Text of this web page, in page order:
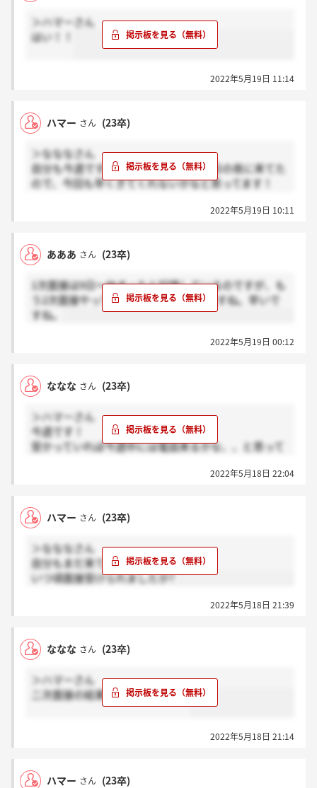
＞ハマーさん
はい！！
2022年5月19日 11:14
ハマー さん (23卒)
＞なななさん
自分も今週です！一次通過の連絡も翌日の夜に来てた
ので、今回も早くきてくれないかなと思ってます！
2022年5月19日 10:11
あああ さん (23卒)
1次面接は9日～始まったと記憶しているのですが、も
う2次面接やってる方いらっしゃるのですね。早いで
すね。
2022年5月19日 00:12
ななな さん (23卒)
＞ハマーさん
今週です！
受かっていれば今週中には電話来るかな、、と思って
2022年5月18日 22:04
ハマー さん (23卒)
＞なななさん
自分もまだ来ていないです泣
いつ頃面接受けられましたか?
2022年5月18日 21:39
ななな さん (23卒)
＞ハマーさん
二次面接の結果まだ来ないです泣
2022年5月18日 21:14
ハマー さん (23卒)